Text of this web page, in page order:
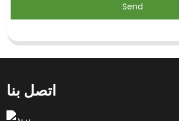
Send
اتصل بنا